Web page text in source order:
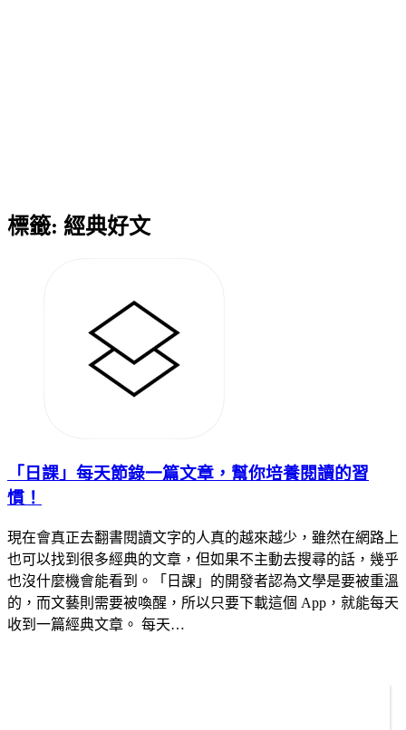
標籤: 經典好文
「日課」每天節錄一篇文章，幫你培養閱讀的習
慣！
現在會真正去翻書閱讀文字的人真的越來越少，雖然在網路上
也可以找到很多經典的文章，但如果不主動去搜尋的話，幾乎
也沒什麼機會能看到。「日課」的開發者認為文學是要被重溫
的，而文藝則需要被喚醒，所以只要下載這個 App，就能每天
收到一篇經典文章。 每天…